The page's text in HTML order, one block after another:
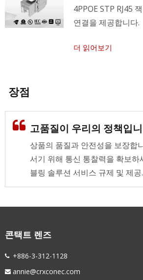
4PPOE STP RJ45
연결을 제공합니다.
더 읽어보기
장점
고품질이 우리의 정책입
상품의 품질과 안전성을 보장합
서기 위해 통신 통찰력을 확보하
블링 솔루션 서비스 규제 및 제공.
콘택트 렌즈
+886-3-312-1128
annie@crxconec.com